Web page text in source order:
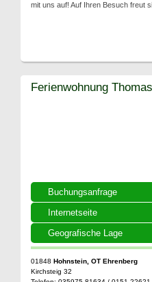
mit uns auf! Auf Ihren Besuch freut
Buchungsanfrage
Internetseite
Geografische Lage
Ferienwohnung Thomas
01848 Hohnstein, OT Ehrenberg
Kirchsteig 32